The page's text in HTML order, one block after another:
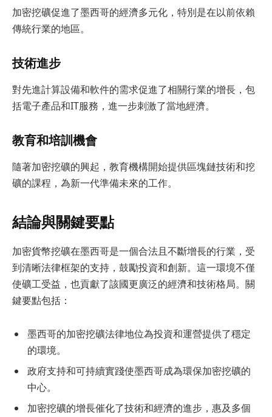
加密挖礦促進了墨西哥的經濟多元化，特別是在以前依賴
傳統行業的地區。
技術進步
對先進計算設備和軟件的需求促進了相關行業的增長，包
括電子產品和IT服務，進一步刺激了當地經濟。
教育和培訓機會
隨著加密挖礦的興起，教育機構開始提供區塊鏈技術和挖
礦的課程，為新一代準備未來的工作。
結論與關鍵要點
加密貨幣挖礦在墨西哥是一個合法且不斷增長的行業，受
到清晰法律框架的支持，鼓勵投資和創新。這一環境不僅
使礦工受益，也貢獻了該國更廣泛的經濟和技術格局。關
鍵要點包括：
墨西哥的加密挖礦法律地位為投資和運營提供了穩定
的環境。
政府支持和可持續實踐使墨西哥成為環保加密挖礦的
中心。
加密挖礦的增長催化了技術和經濟的進步，惠及多個